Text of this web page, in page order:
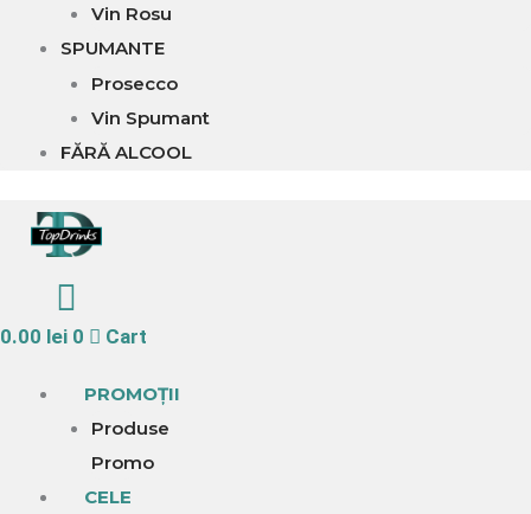
Vin Rosu
SPUMANTE
Prosecco
Vin Spumant
FĂRĂ ALCOOL
0.00 lei 0 Cart
PROMOȚII
Produse
Promo
CELE